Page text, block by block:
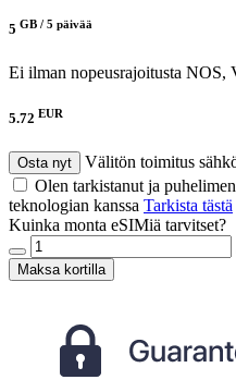
5 GB / 5 päivää
Ei ilman nopeusrajoitusta NOS,
5.72 EUR
Osta nyt
Välitön toimitus
Olen tarkistanut ja
teknologian kanssa Tarkista tästä
Kuinka monta eSIMiä tarvitset?
Maksa kortilla